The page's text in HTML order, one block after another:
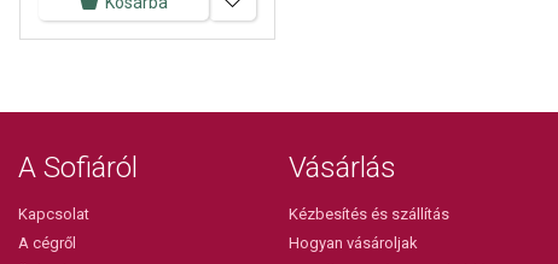
A Sofiáról
Kapcsolat
A cégről
Vásárlás
Kézbesítés és szállítás
Hogyan vásároljak